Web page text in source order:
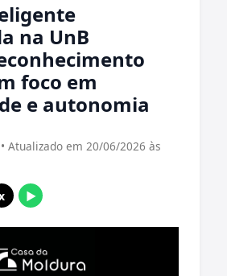
na UnB
foco em
e autonomia
Atualizado em 20/06/2026 às
▶